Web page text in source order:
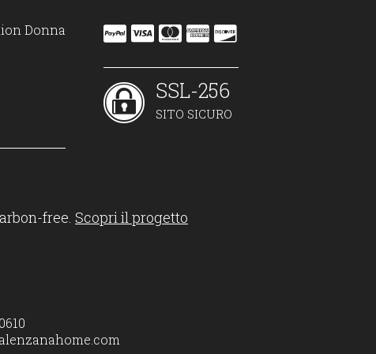
Donna
SSL-256
SITO SICURO
free. Scopri il progetto